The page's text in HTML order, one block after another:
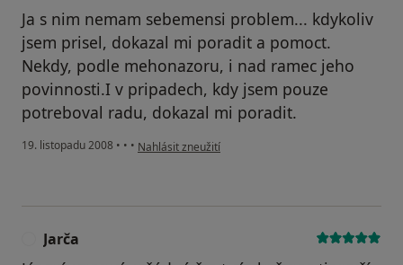
Ja s nim nemam sebemensi problem... kdykoliv
jsem prisel, dokazal mi poradit a pomoct.
Nekdy, podle mehonazoru, i nad ramec jeho
povinnosti.I v pripadech, kdy jsem pouze
potreboval radu, dokazal mi poradit.
19. listopadu 2008 • • • podle názoru uživatele Honza
Nahlásit zneužití
Jarča